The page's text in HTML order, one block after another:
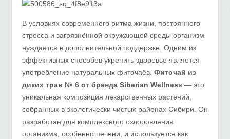
В условиях современного ритма жизни, постоянного
стресса и загрязнённой окружающей среды организм
нуждается в дополнительной поддержке. Одним из
эффективных способов укрепить здоровье является
употребление натуральных фиточаёв. Фиточай из
диких трав № 6 от бренда Siberian Wellness — это
уникальная композиция лекарственных растений,
собранных в экологически чистых районах Сибири. Он
разработан для комплексного оздоровления
организма, особенно печени, и используется как